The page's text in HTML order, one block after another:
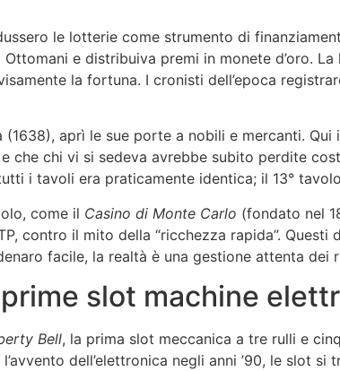
le lotterie come strumento di
e distribuiva premi in monete d’oro.
la fortuna. I cronisti dell’epoca
(1638), aprì le sue porte a nobili e mercanti.
che chi vi si sedeva avrebbe subito perdite
i tavoli era praticamente identica; il 13°
come il Casino di Monte Carlo (fondato nel
contro il mito della “ricchezza rapida”.
facile, la realtà è una gestione attenta dei
slot machine
Bell, la prima slot meccanica a tre rulli e
dell’elettronica negli anni ’90, le slot